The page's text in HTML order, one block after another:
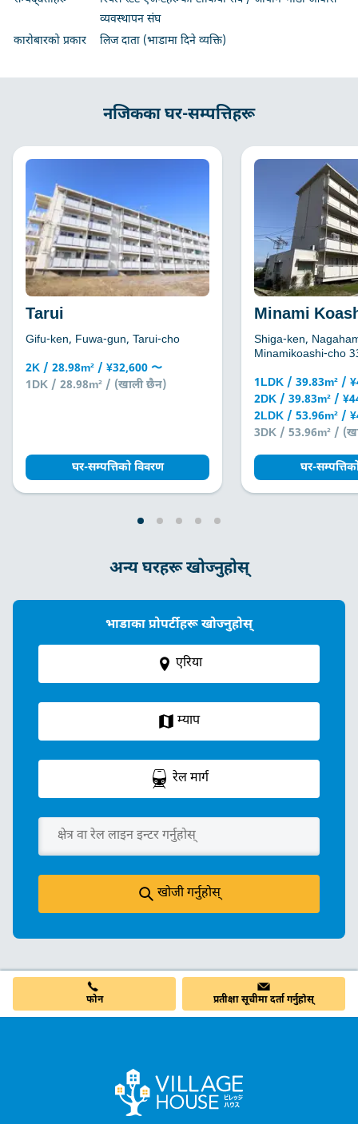
व्यवस्थापन संघ
कारोबारको प्रकार
लिज दाता (भाडामा दिने व्यक्ति)
नजिकका घर-सम्पत्तिहरू
Tarui
Gifu-ken, Fuwa-gun, Tarui-cho
2K / 28.98m² / ¥32,600 〜
1DK / 28.98m² / (खाली छैन)
घर-सम्पत्तिको विवरण
Minami
Shiga-ken,
Minamikoashi-cho
1LDK / 39.83m² /
2DK / 39.83m² /
2LDK / 53.96m² /
3DK / 53.96m² /
घर-
अन्य घरहरू खोज्नुहोस्
भाडाका प्रोपर्टीहरू खोज्नुहोस्
एरिया
म्याप
रेल मार्ग
खोजी गर्नुहोस्
फोन प्रतीक्षा सूचीमा दर्ता गर्नुहोस्